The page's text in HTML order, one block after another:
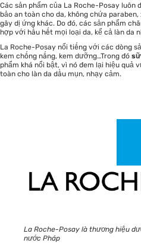
Các sản phẩm của La Roche-Posay luôn
bảo an toàn cho da, không chứa
gây dị ứng khác. Do đó, các sản phẩm
hợp với hầu hết mọi loại da, kể cả làn da
La Roche-Posay nổi tiếng với các dòng
kem chống nắng, kem dưỡng…Trong đó
phẩm khá nổi bật, vì nó đem lại hiệu quả
toàn cho làn da dầu mụn, nhạy cảm.
La Roche-Posay là thương hiệu
nước Pháp